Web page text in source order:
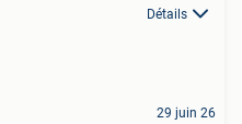
Détails
29 juin 26